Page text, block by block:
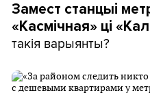
Замест станцыі
«Касмічная» ці
такія варыянты?